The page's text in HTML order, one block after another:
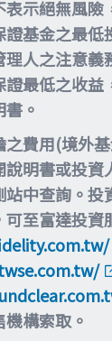
表示絕無風
證基金之最低
人之注意義
證最低之收益
。
之費用(境外
說明書或投
站中查詢。投
可至富達投資
構索取。